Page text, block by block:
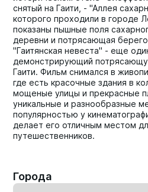
снятый на Гаити, - "Аллея
которого проходили в городе
показаны пышные поля
деревни и потрясающая
"Гаитянская невеста" - еще
демонстрирующий
Гаити. Фильм снимался в
где есть красочные здания в
мощеные улицы и прекрасные
уникальные и разнообразные
популярностью у
делает его отличным местом
путешественников.
Города